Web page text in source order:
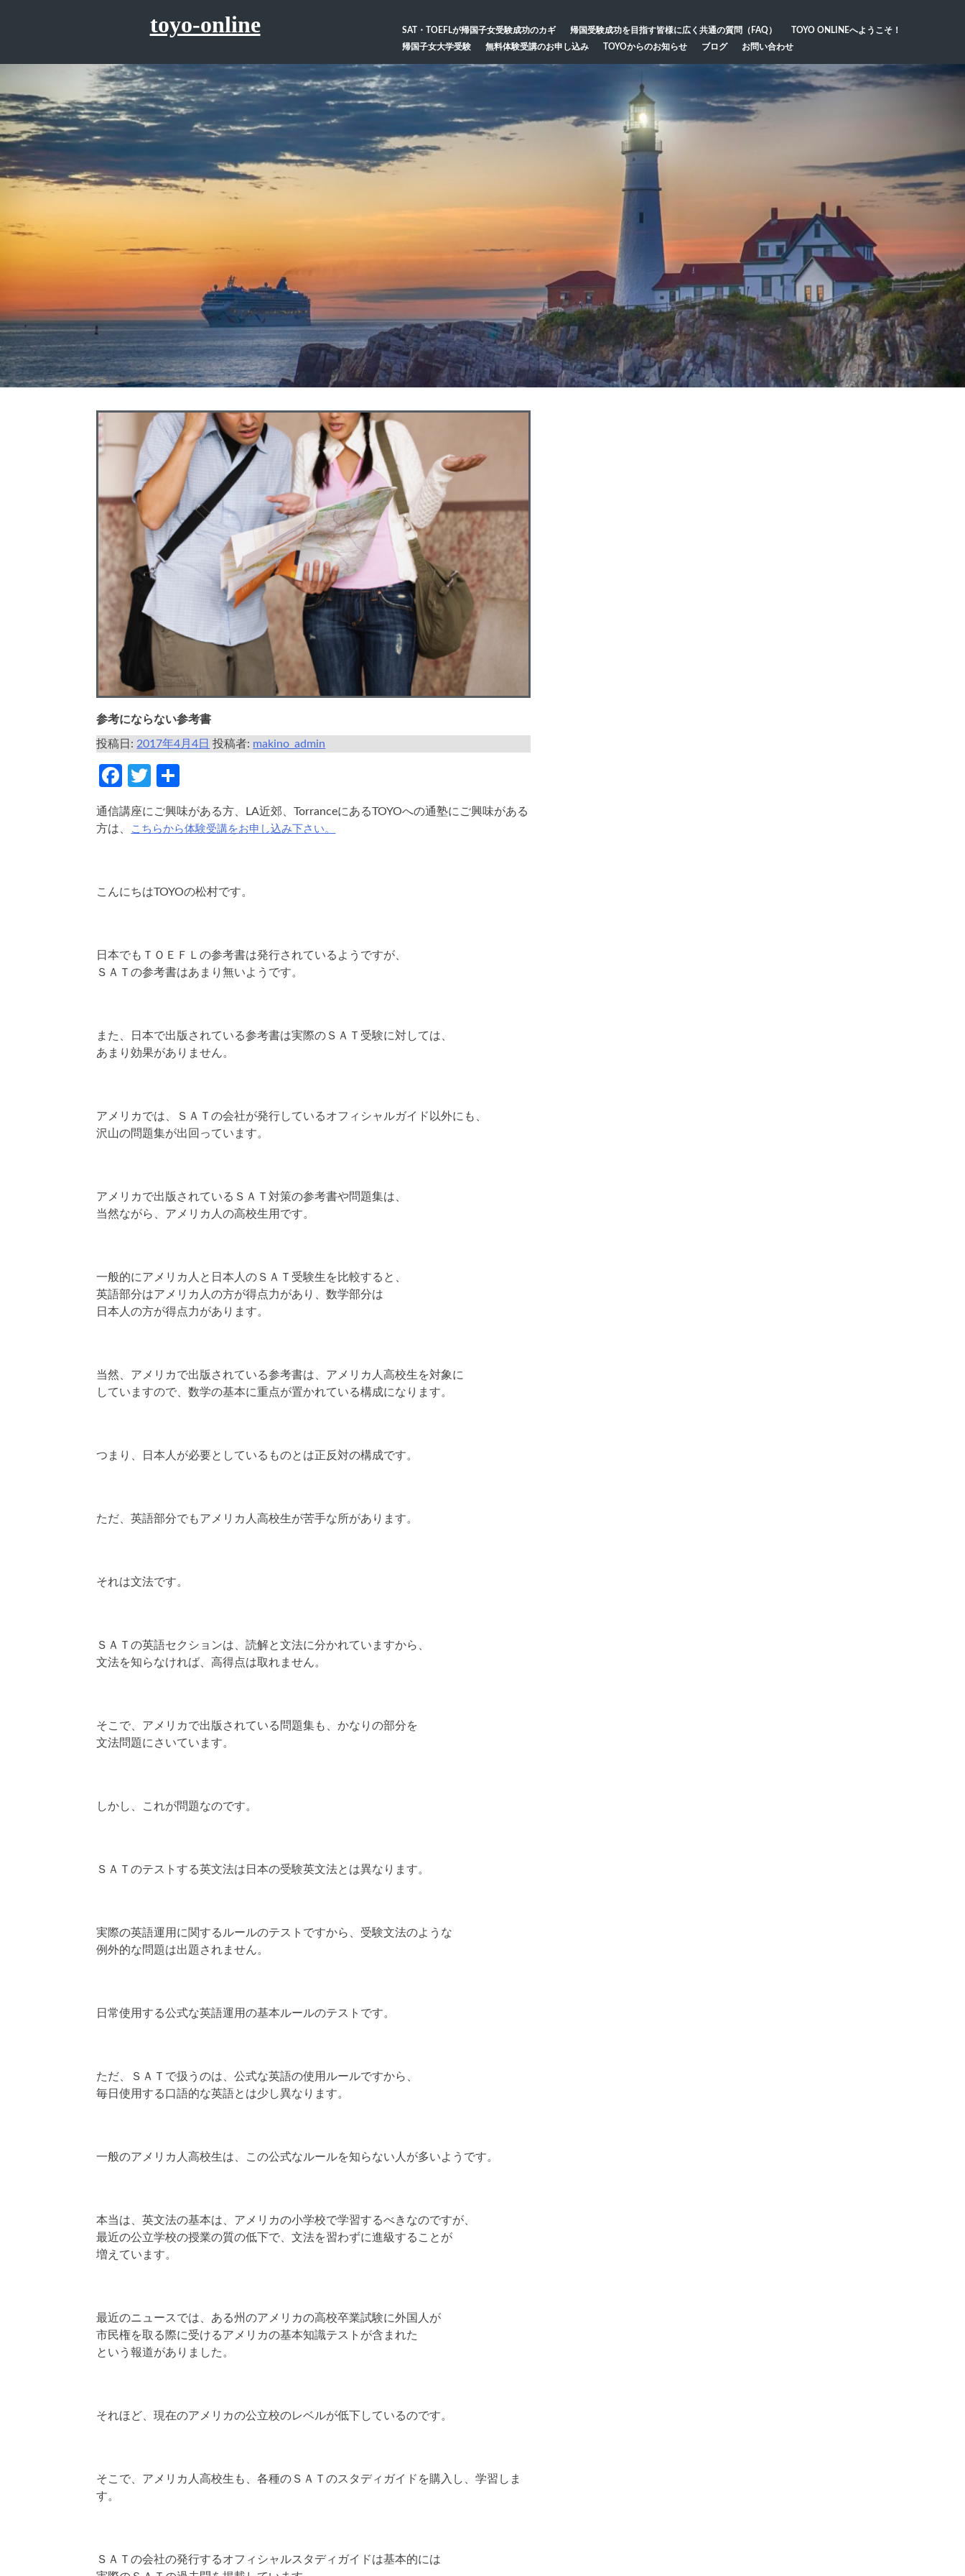
へ
ス
キ
ッ
プ
toyo-online SAT・TOEFLが帰国子女受験成功のカギ 帰国受験成功を目指す皆様に広く共通の質問（FAQ）
TOYO ONLINEへようこそ！
帰国子女大学受験
無料体験受講のお申し込み TOYOからのお知らせ ブログ お問い合わせ
参考にならない参考書
投稿日:2017年4月4日 投稿者: makino_admin
Facebook
Twitter
通信講座にご興味がある方、LA近郊、TorranceにあるTOYOへの通塾にご興味がある
方は、
こちらから体験受講をお申し込み下さい。
こんにちはTOYOの松村です。
日本でもＴＯＥＦＬの参考書は発行されているようですが、
ＳＡＴの参考書はあまり無いようです。
また、日本で出版されている参考書は実際のＳＡＴ受験に対しては、
あまり効果がありません。
アメリカでは、ＳＡＴの会社が発行しているオフィシャルガイド以外にも、
沢山の問題集が出回っています。
アメリカで出版されているＳＡＴ対策の参考書や問題集は、
当然ながら、アメリカ人の高校生用です。
一般的にアメリカ人と日本人のＳＡＴ受験生を比較すると、
英語部分はアメリカ人の方が得点力があり、数学部分は
日本人の方が得点力があります。
当然、アメリカで出版されている参考書は、アメリカ人高校生を対象に
していますので、数学の基本に重点が置かれている構成になります。
つまり、日本人が必要としているものとは正反対の構成です。
ただ、英語部分でもアメリカ人高校生が苦手な所があります。
それは文法です。
ＳＡＴの英語セクションは、読解と文法に分かれていますから、
文法を知らなければ、高得点は取れません。
そこで、アメリカで出版されている問題集も、かなりの部分を
文法問題にさいています。
しかし、これが問題なのです。
ＳＡＴのテストする英文法は日本の受験英文法とは異なります。
実際の英語運用に関するルールのテストですから、受験文法のような
例外的な問題は出題されません。
日常使用する公式な英語運用の基本ルールのテストです。
ただ、ＳＡＴで扱うのは、公式な英語の使用ルールですから、
毎日使用する口語的な英語とは少し異なります。
一般のアメリカ人高校生は、この公式なルールを知らない人が多いようです。
本当は、英文法の基本は、アメリカの小学校で学習するべきなのですが、
最近の公立学校の授業の質の低下で、文法を習わずに進級することが
増えています。
最近のニュースでは、ある州のアメリカの高校卒業試験に外国人が
市民権を取る際に受けるアメリカの基本知識テストが含まれた
という報道がありました。
それほど、現在のアメリカの公立校のレベルが低下しているのです。
そこで、アメリカ人高校生も、各種のＳＡＴのスタディガイドを購入し、学習しま
す。
ＳＡＴの会社の発行するオフィシャルスタディガイドは基本的には